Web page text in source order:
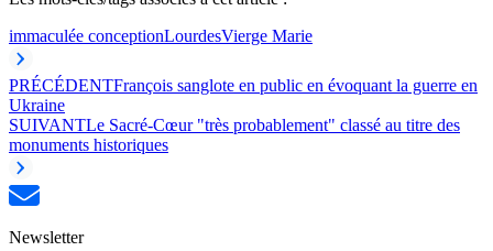
immaculée conceptionLourdesVierge Marie
PRÉCÉDENTFrançois sanglote en public en évoquant la guerre en
Ukraine
SUIVANTLe Sacré-Cœur "très probablement" classé au titre des
monuments historiques
Newsletter